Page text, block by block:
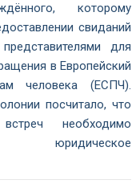
которому
свиданий
для
в Европейский
человека (ЕСПЧ).
посчитало, что
необходимо
юридическое